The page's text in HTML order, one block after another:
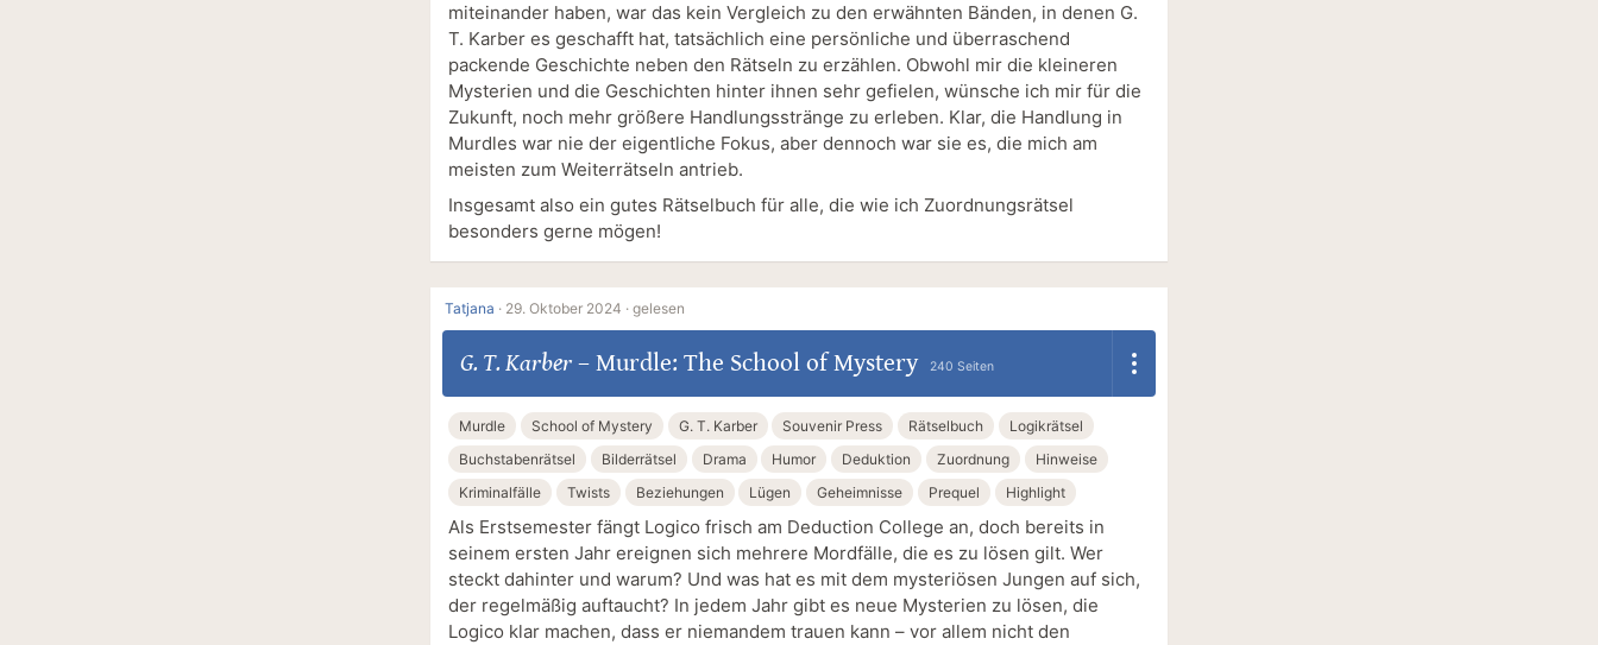
miteinander haben, war das kein Vergleich zu den erwähnten Bänden, in denen G.
T. Karber es geschafft hat, tatsächlich eine persönliche und überraschend
packende Geschichte neben den Rätseln zu erzählen. Obwohl mir die kleineren
Mysterien und die Geschichten hinter ihnen sehr gefielen, wünsche ich mir für die
Zukunft, noch mehr größere Handlungsstränge zu erleben. Klar, die Handlung in
Murdles war nie der eigentliche Fokus, aber dennoch war sie es, die mich am
meisten zum Weiterrätseln antrieb.
Insgesamt also ein gutes Rätselbuch für alle, die wie ich Zuordnungsrätsel
besonders gerne mögen!
Tatjana · 29. Oktober 2024 · gelesen
G. T. Karber– Murdle: The School of Mystery 240 Seiten
Murdle School of Mystery G. T. Karber Souvenir Press Rätselbuch
Logikrätsel
Buchstabenrätsel
Bilderrätsel Drama Humor Deduktion Zuordnung
Hinweise
Kriminalfälle
Twists Beziehungen Lügen Geheimnisse Prequel Highlight
Als Erstsemester fängt Logico frisch am Deduction College an, doch bereits in
seinem ersten Jahr ereignen sich mehrere Mordfälle, die es zu lösen gilt. Wer
steckt dahinter und warum? Und was hat es mit dem mysteriösen Jungen auf sich,
der regelmäßig auftaucht? In jedem Jahr gibt es neue Mysterien zu lösen, die
Logico klar machen, dass er niemandem trauen kann – vor allem nicht den